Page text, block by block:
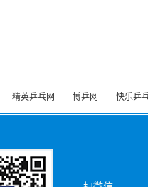
精英乒乓网 博乒网 快乐乒